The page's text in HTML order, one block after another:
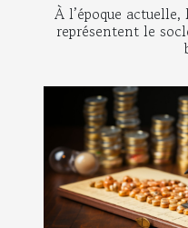
À l’époque
représentent le